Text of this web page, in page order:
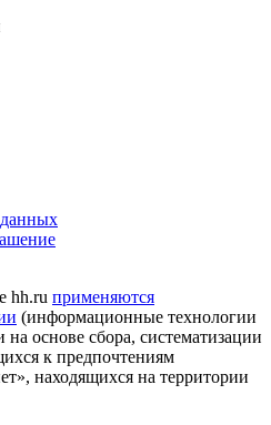
hh.ru применяются
(информационные технологии
основе сбора, систематизации
к предпочтениям
находящихся на территории